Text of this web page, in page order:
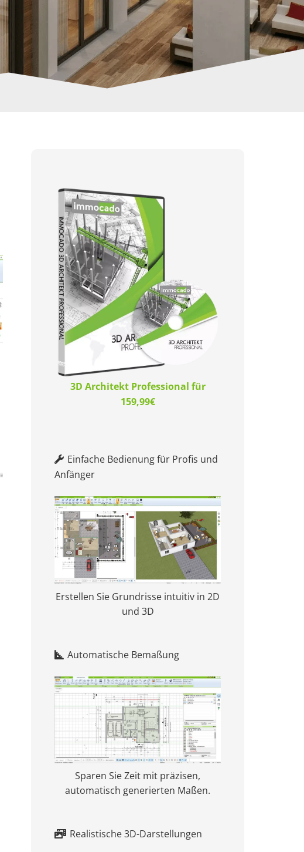
3D Architekt Professional für
159,99€
Einfache Bedienung für Profis und
Anfänger
Erstellen Sie Grundrisse intuitiv in 2D
und 3D
Automatische Bemaßung
Sparen Sie Zeit mit präzisen,
automatisch generierten Maßen.
Realistische 3D-Darstellungen